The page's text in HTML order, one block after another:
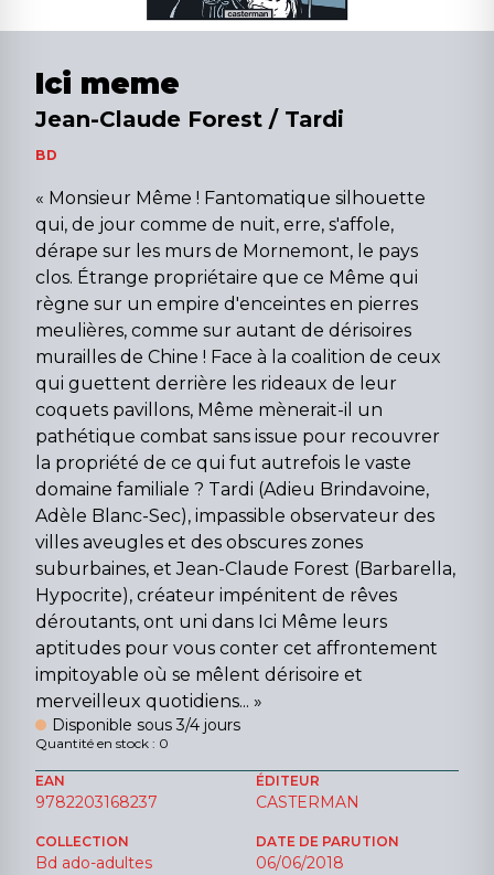
Ici meme
Jean-Claude Forest / Tardi
BD
« Monsieur Même ! Fantomatique silhouette
qui, de jour comme de nuit, erre, s'affole,
dérape sur les murs de Mornemont, le pays
clos. Étrange propriétaire que ce Même qui
règne sur un empire d'enceintes en pierres
meulières, comme sur autant de dérisoires
murailles de Chine ! Face à la coalition de ceux
qui guettent derrière les rideaux de leur
coquets pavillons, Même mènerait-il un
pathétique combat sans issue pour recouvrer
la propriété de ce qui fut autrefois le vaste
domaine familiale ? Tardi (Adieu Brindavoine,
Adèle Blanc-Sec), impassible observateur des
villes aveugles et des obscures zones
suburbaines, et Jean-Claude Forest (Barbarella,
Hypocrite), créateur impénitent de rêves
déroutants, ont uni dans Ici Même leurs
aptitudes pour vous conter cet affrontement
impitoyable où se mêlent dérisoire et
merveilleux quotidiens... »
Disponible sous 3/4 jours
Quantité en stock : 0
EAN
9782203168237
ÉDITEUR
CASTERMAN
COLLECTION
Bd ado-adultes
DATE DE PARUTION
06/06/2018